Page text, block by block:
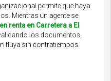
permite que haya
Mientras un agente se
renta en Carretera a El
los documentos,
fluya sin contratiempos